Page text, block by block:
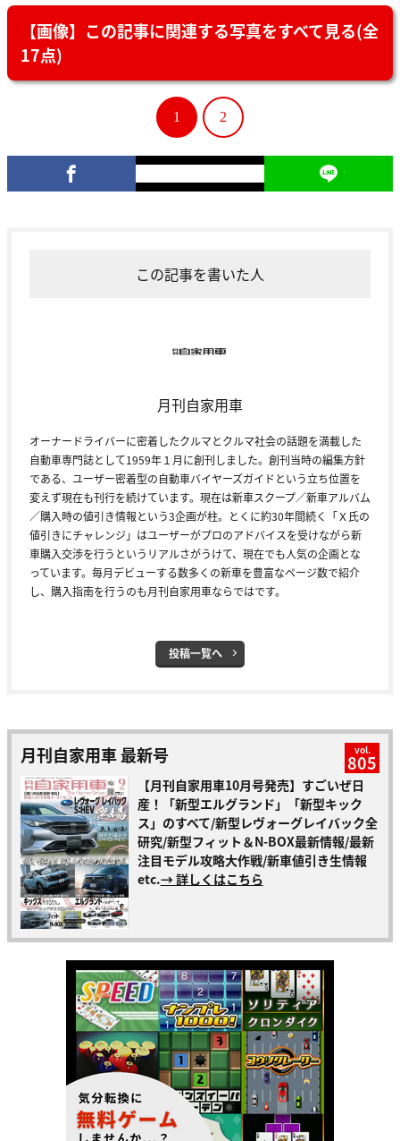
【画像】この記事に関連する写真をすべて見る(全
17点)
1 2
この記事を書いた人
月刊自家用車
オーナードライバーに密着したクルマとクルマ社会の話題を満載した
自動車専門誌として1959年１月に創刊しました。創刊当時の編集方針
である、ユーザー密着型の自動車バイヤーズガイドという立ち位置を
変えず現在も刊行を続けています。現在は新車スクープ／新車アルバム
／購入時の値引き情報という3企画が柱。とくに約30年間続く「Ｘ氏の
値引きにチャレンジ」はユーザーがプロのアドバイスを受けながら新
車購入交渉を行うというリアルさがうけて、現在でも人気の企画とな
っています。毎月デビューする数多くの新車を豊富なページ数で紹介
し、購入指南を行うのも月刊自家用車ならではです。
投稿一覧へ
月刊自家用車 最新号 vol.
805
【月刊自家用車10月号発売】すごいぜ日
産！「新型エルグランド」「新型キック
ス」のすべて/新型レヴォーグレイバック全
研究/新型フィット＆N-BOX最新情報/最新
注目モデル攻略大作戦/新車値引き生情報
etc.→ 詳しくはこちら